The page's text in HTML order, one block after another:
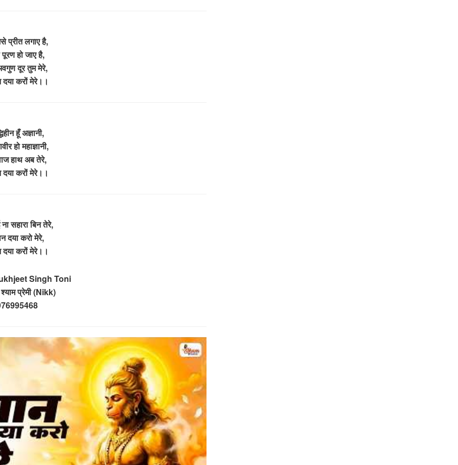
प्रीत लगाए है,
हो जाए है,
दूर तुम मेरे,
दया करों मेरे।।
हूँ अज्ञानी,
हो महाज्ञानी,
हाथ अब तेरे,
दया करों मेरे।।
सहारा बिन तेरे,
दया करो मेरे,
दया करों मेरे।।
Singh Toni
प्रेमी (Nikk)